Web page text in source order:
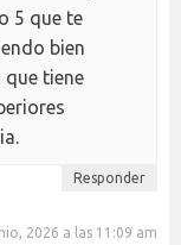
5 que te
bien
que tiene
Responder
2026 a las 11:09 am